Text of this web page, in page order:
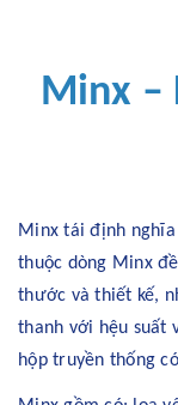
Minx –
Minx tái định
thuộc dòng Minx
thước và thiết kế,
thanh với hệu suất
hộp truyền thống